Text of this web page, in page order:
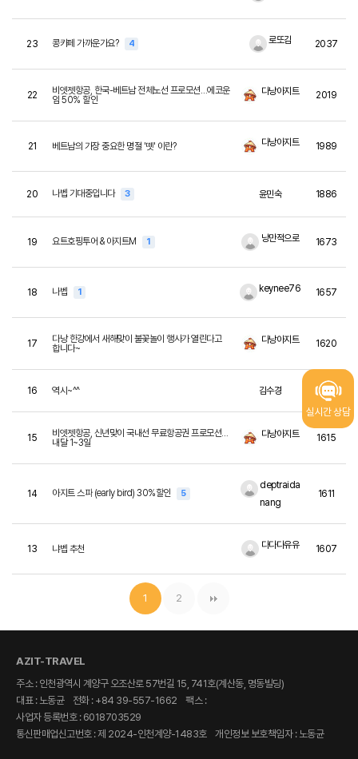
23 콩카페 가까운가요? 4 로또김 2037
22
비엣젯항공, 한국-베트남 전체노선 프로모션…에코운
임 50% 할인
다낭아지트 2019
21 베트남의 가장 중요한 명절 '뗏' 이란? 다낭아지트 1989
20 나벱 기대중입니다 3 윤민숙 1886
19 요트호핑투어 & 아지트M 1 낭만적으로 1673
18 나벱 1 keynee76 1657
17
다낭 한강에서 새해맞이 불꽃놀이 행사가 열린다고
합니다~
다낭아지트 1620
16 역시~^^ 김수경 1619
15
비엣젯항공, 신년맞이 국내선 무료항공권 프로모션…
내달 1~3일
다낭아지트 1615
14 아지트 스파 (early bird) 30%할인 5
deptraida
nang
1611
13 냐벱 추천 다다다유유 1607
1 2
AZIT-TRAVEL
주소 : 인천광역시 계양구 오조산로 57번길 15, 741호(계산동, 명동빌딩)
대표 : 노동균
전화 : +84 39-557-1662
팩스 :
사업자 등록번호 : 6018703529
통신판매업신고번호 : 제 2024-인천계양-1483호
개인정보 보호책임자 : 노동균
실시간 상담